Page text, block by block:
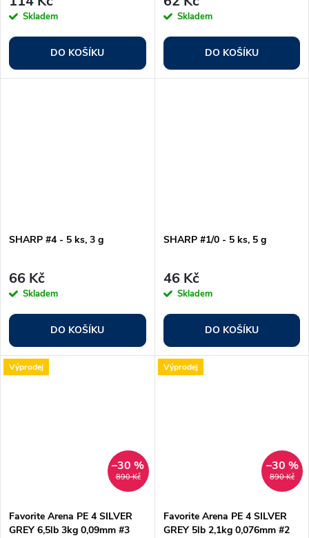
Skladem
DO KOŠÍKU
Skladem
DO KOŠÍKU
SHARP #4 - 5 ks, 3 g
66 Kč
Skladem
DO KOŠÍKU
SHARP #1/0 - 5 ks, 5 g
46 Kč
Skladem
DO KOŠÍKU
Výprodej
890 Kč
–30 %
Favorite Arena PE 4 SILVER
GREY 6,5lb 3kg 0,09mm #3
Výprodej
890 Kč
–30 %
Favorite Arena PE 4 SILVER
GREY 5lb 2,1kg 0,076mm #2